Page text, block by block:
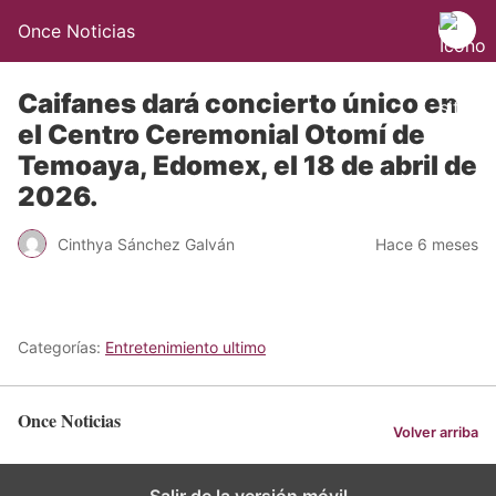
Once Noticias
Caifanes dará concierto único en
el Centro Ceremonial Otomí de
Temoaya, Edomex, el 18 de abril de
2026.
Cinthya Sánchez Galván Hace 6 meses
Categorías: Entretenimiento ultimo
Once Noticias Volver arriba